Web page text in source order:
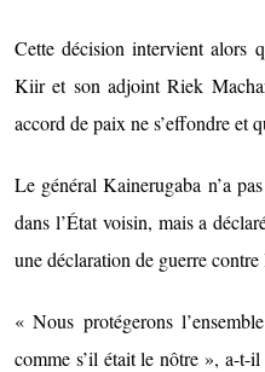
Cette décision intervient alors
Kiir et son adjoint Riek
accord de paix ne s’effondre et
Le général Kainerugaba n’a
dans l’État voisin, mais a
une déclaration de guerre contre
« Nous protégerons
comme s’il était le nôtre », a-t-